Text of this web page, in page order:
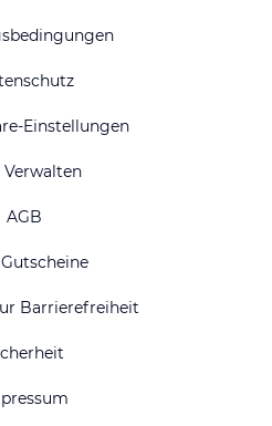
Einstellungen
Verwalten
AGB
Barrierefreiheit